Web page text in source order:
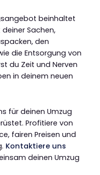
beinhaltet
Sachen,
den
die Entsorgung von
du Zeit und Nerven
in deinem neuen
für deinen Umzug
Profitiere von
fairen Preisen und
Kontaktiere uns
deinen Umzug